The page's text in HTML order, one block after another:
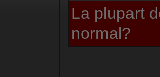
La plupart
normal?